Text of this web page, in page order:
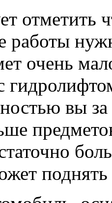
отметить
работы
очень
вы